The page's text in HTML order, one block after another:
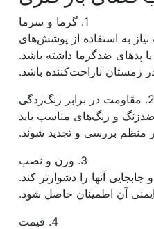
1. گرما و سرما
به استفاده از پوشش‌های
پدهای ضدگرما داشته باشد.
ناراحت‌کننده باشد.
2. مقاومت در برابر زنگ‌زدگی
و رنگ‌های مناسب باید
منظم بررسی و تجدید شوند.
3. وزن و نصب
آنها را دشوارتر کند.
آن اطمینان حاصل شود.
4. قیمت